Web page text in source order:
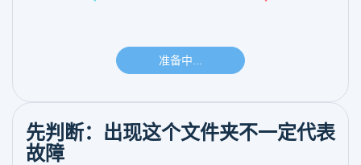
先判断：出现这个文件夹不一定代表
故障